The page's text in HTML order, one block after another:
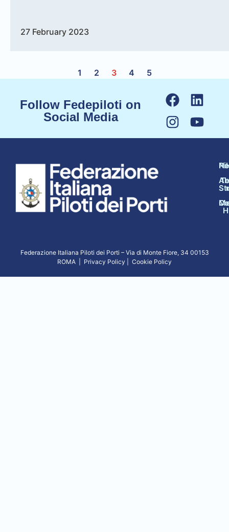
27 February 2023
1 2 3 4 5
Follow Fedepiloti on
Social Media
Federazione Italiana Piloti dei Porti – Via di Monte Fiore, 34 00153
ROMA
Privacy Policy Cookie Policy